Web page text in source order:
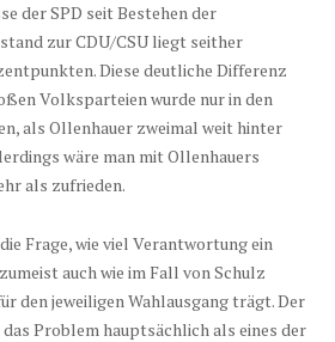
der SPD seit Bestehen der
zur CDU/CSU liegt seither
Diese deutliche Differenz
Volksparteien wurde nur in den
als Ollenhauer zweimal weit hinter
wäre man mit Ollenhauers
als zufrieden.
Frage, wie viel Verantwortung ein
auch wie im Fall von Schulz
den jeweiligen Wahlausgang trägt. Der
Problem hauptsächlich als eines der